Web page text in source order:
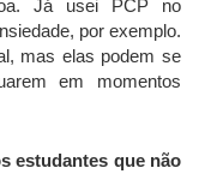
Já usei PCP no
por exemplo.
mas elas podem se
em momentos
estudantes que não